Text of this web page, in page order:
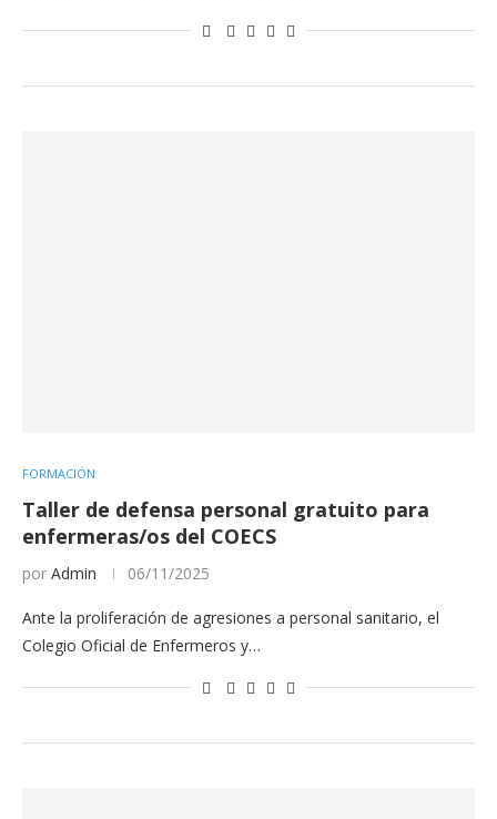
FORMACIÓN
Taller de defensa personal gratuito para
enfermeras/os del COECS
por Admin 06/11/2025
Ante la proliferación de agresiones a personal sanitario, el
Colegio Oficial de Enfermeros y…